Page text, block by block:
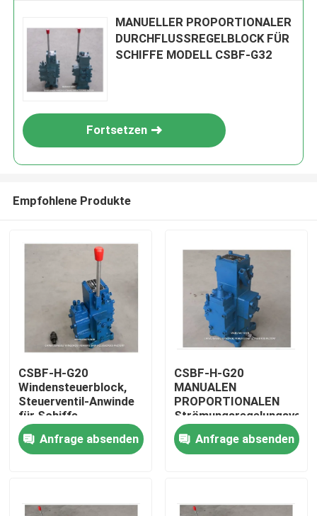
Startseite
Über uns
MANUELLER PROPORTIONALER
DURCHFLUSSREGELBLOCK FÜR
SCHIFFE MODELL CSBF-G32
Fortsetzen
Empfohlene Produkte
CSBF-H-G20
Windensteuerblock,
Steuerventil-Anwinde
für Schiffe,
hydraulischer
Steuerventilblock
Anfrage absenden
CSBF-H-G20
MANUALEN
PROPORTIONALEN
für Schiffe
Anfrage absenden